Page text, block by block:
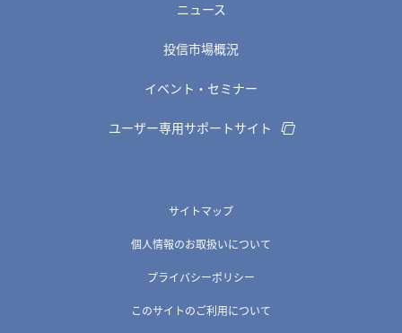
ニュース
投信市場概況
イベント・セミナー
ユーザー専用サポートサイト
サイトマップ
個人情報のお取扱いについて
プライバシーポリシー
このサイトのご利用について